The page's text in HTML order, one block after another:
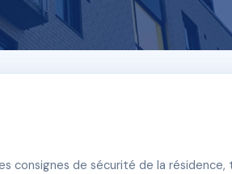
de sécurité de la résidence,